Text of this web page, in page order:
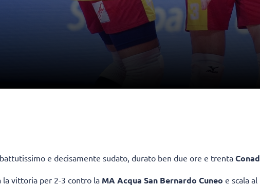
e decisamente sudato, durato ben due ore e trenta Conad
la vittoria per 2-3 contro la MA Acqua San Bernardo Cuneo e scala al